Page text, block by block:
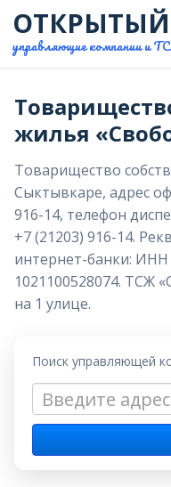
ОТКРЫТЫЙ
управляющие компании
жилья
Товарищество
Сыктывкаре, адрес
916-14, телефон
+7 (21203) 916-14.
интернет-банки: ИНН
1021100528074. ТСЖ
на 1 улице.
Поиск управляющей